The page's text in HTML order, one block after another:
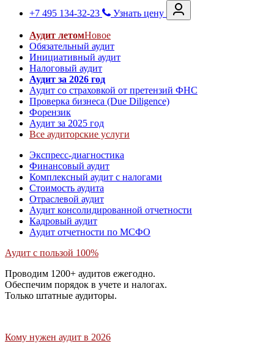
+7 495 134-32-23
Узнать цену
Аудит летомНовое
Обязательный аудит
Инициативный аудит
Налоговый аудит
Аудит за 2026 год
Аудит со страховкой от претензий ФНС
Проверка бизнеса (Due Diligence)
Форензик
Аудит за 2025 год
Все аудиторские услуги
Экспресс-диагностика
Финансовый аудит
Комплексный аудит с налогами
Стоимость аудита
Отраслевой аудит
Аудит консолидированной отчетности
Кадровый аудит
Аудит отчетности по МСФО
Аудит с пользой 100%
Проводим 1200+ аудитов ежегодно.
Обеспечим порядок в учете и налогах.
Только штатные аудиторы.
Кому нужен аудит в 2026